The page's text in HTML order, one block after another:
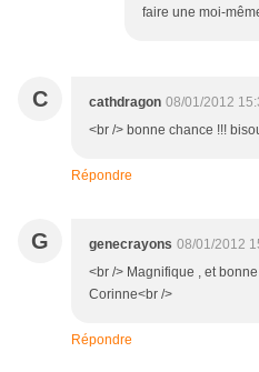
faire une moi-
C cathdragon 08/01/2012
<br /> bonne chance !!!
Répondre
G genecrayons 08/01/2012
<br /> Magnifique , et
Corinne<br />
Répondre